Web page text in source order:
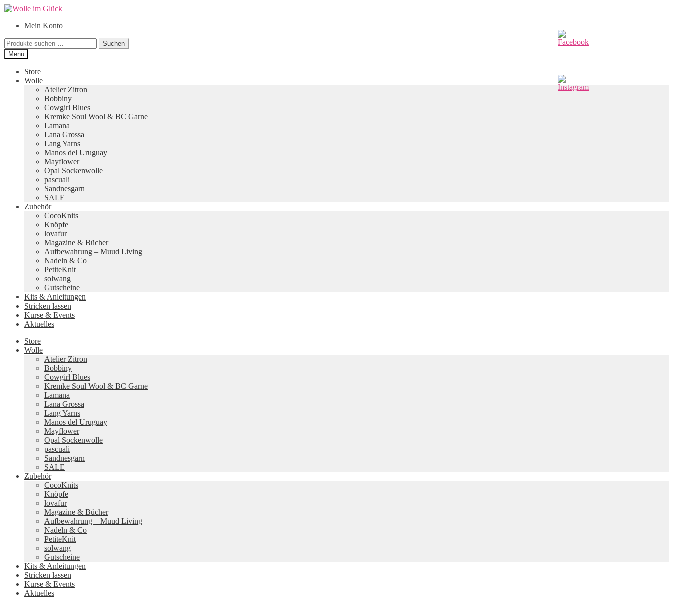
Zur
springen
Zum
springenMein Konto
Suchen
nach:
Suchen
Menü
Store
Wolle
Atelier Zitron
Bobbiny
Cowgirl Blues
Kremke Soul Wool & BC Garne
Lamana
Lana Grossa
Lang Yarns
Manos del Uruguay
Mayflower
Opal Sockenwolle
pascuali
Sandnesgarn
SALE
Zubehör
CocoKnits
Knöpfe
lovafur
Magazine & Bücher
Aufbewahrung – Muud Living
Nadeln & Co
PetiteKnit
solwang
Gutscheine
Kits & Anleitungen
Stricken lassen
Kurse & Events
Aktuelles
Store
Wolle
Atelier Zitron
Bobbiny
Cowgirl Blues
Kremke Soul Wool & BC Garne
Lamana
Lana Grossa
Lang Yarns
Manos del Uruguay
Mayflower
Opal Sockenwolle
pascuali
Sandnesgarn
SALE
Zubehör
CocoKnits
Knöpfe
lovafur
Magazine & Bücher
Aufbewahrung – Muud Living
Nadeln & Co
PetiteKnit
solwang
Gutscheine
Kits & Anleitungen
Stricken lassen
Kurse & Events
Aktuelles